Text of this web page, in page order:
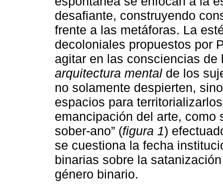
desafiante, construyendo
frente a las metáforas. La
decoloniales propuestos por
agitar en las consciencias
arquitectura mental de los
no solamente despierten,
espacios para
emancipación del arte, como
sober-ano” (figura 1)
se cuestiona la fecha
binarias sobre la
género binario.